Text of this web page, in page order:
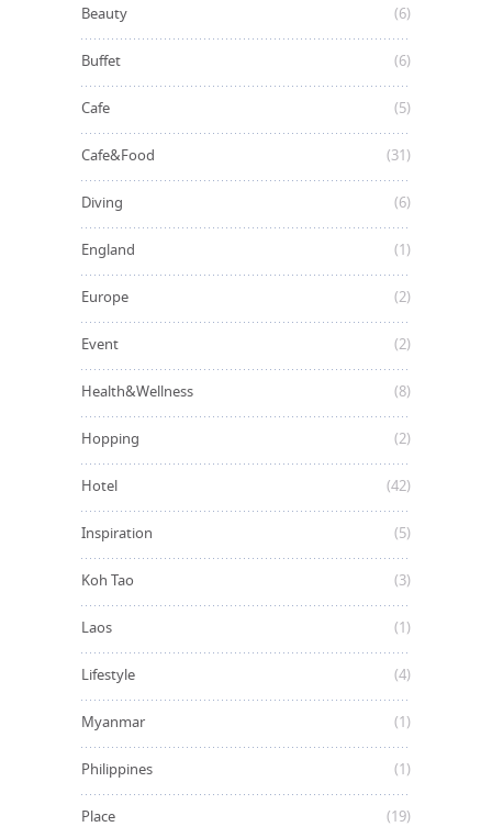
Beauty (6)
Buffet (6)
Cafe (5)
Cafe&Food (31)
Diving (6)
England (1)
Europe (2)
Event (2)
Health&Wellness (8)
Hopping (2)
Hotel (42)
Inspiration (5)
Koh Tao (3)
Laos (1)
Lifestyle (4)
Myanmar (1)
Philippines (1)
Place (19)